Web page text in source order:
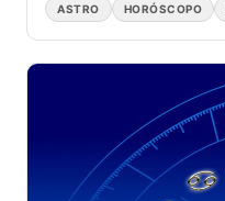
ASTRO HORÓSCOPO